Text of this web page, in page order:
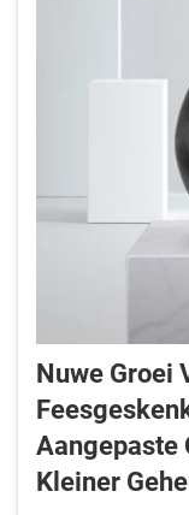
Nuwe Groei
Aangepaste
Kleiner